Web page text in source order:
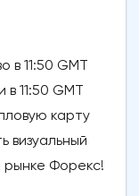
11:50 GMT
11:50 GMT
карту
визуальный
рынке Форекс!